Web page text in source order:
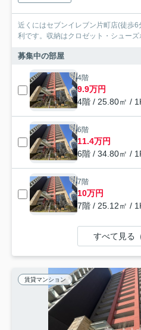
近くにはセブンイレブン片町店(徒歩
利です。収納はクロゼット・シュー
募集中の部屋
4階
9.9万円
4階 / 25.80㎡ /
6階
11.4万円
6階 / 34.80㎡ /
7階
10万円
7階 / 25.12㎡ /
すべて見る
賃貸マンション